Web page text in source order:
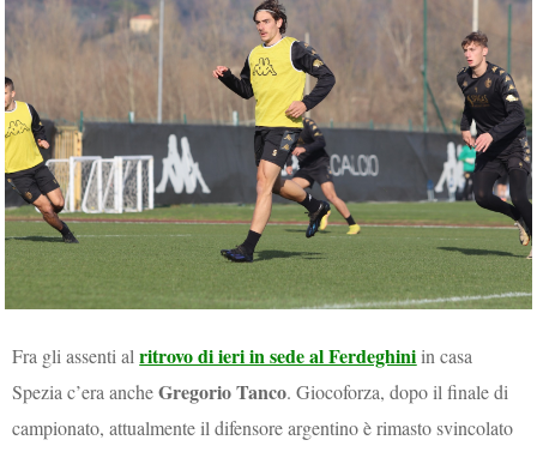
Fra gli assenti alritrovo di ieri in sede al Ferdeghini in casa
Spezia c’era ancheGregorio Tanco. Giocoforza, dopo il finale di
campionato, attualmente il difensore argentino è rimasto svincolato